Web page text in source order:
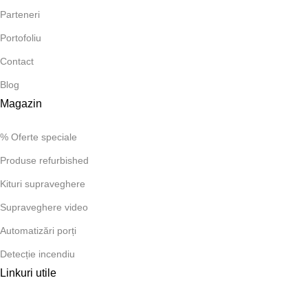
Parteneri
Portofoliu
Contact
Blog
Magazin
% Oferte speciale
Produse refurbished
Kituri supraveghere
Supraveghere video
Automatizări porți
Detecție incendiu
Linkuri utile